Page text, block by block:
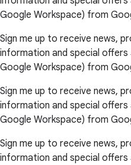
Google Workspace) from
Sign me up to receive news,
information and special offers
Google Workspace) from
Sign me up to receive news,
information and special offers
Google Workspace) from
Sign me up to receive news,
information and special offers